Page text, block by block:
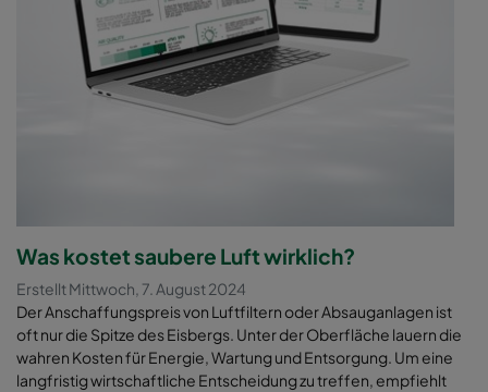
Was kostet saubere Luft wirklich?
Erstellt Mittwoch, 7. August 2024
Der Anschaffungspreis von Luftfiltern oder Absauganlagen ist
oft nur die Spitze des Eisbergs. Unter der Oberfläche lauern die
wahren Kosten für Energie, Wartung und Entsorgung. Um eine
langfristig wirtschaftliche Entscheidung zu treffen, empfiehlt